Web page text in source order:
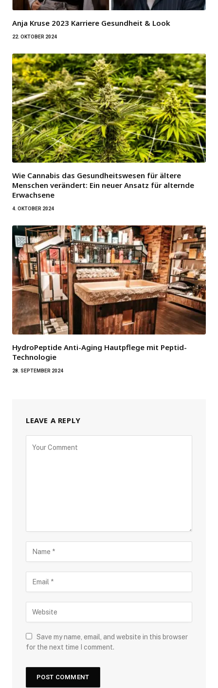
Anja Kruse 2023 Karriere Gesundheit & Look
22. OKTOBER 2024
Wie Cannabis das Gesundheitswesen für ältere
Menschen verändert: Ein neuer Ansatz für alternde
Erwachsene
4. OKTOBER 2024
HydroPeptide Anti-Aging Hautpflege mit Peptid-
Technologie
28. SEPTEMBER 2024
LEAVE A REPLY
Save my name, email, and website in this browser
for the next time I comment.